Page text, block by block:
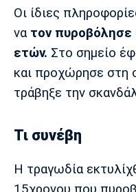
Μάντσεστερ
Γιουνάιτεντ
Ίντερ
Οι ίδιες
να τον πυροβόλησε
ετών. Στο σημείο
και προχώρησε στη
τράβηξε την
Τι συνέβη
Η τραγωδία